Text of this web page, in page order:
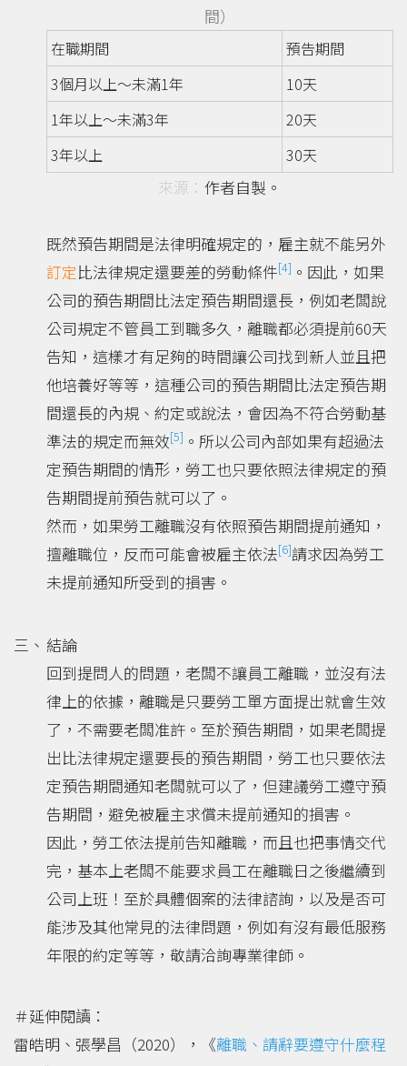
間）
在職期間
預告期間
3個月以上～未滿1年
10天
1年以上～未滿3年
20天
3年以上
30天
作者自製。
既然預告期間是法律明確規定的，雇主就不能另外
訂定比法律規定還要差的勞動條件[4] 。因此，如果
公司的預告期間比法定預告期間還長，例如老闆說
公司規定不管員工到職多久，離職都必須提前60天
告知，這樣才有足夠的時間讓公司找到新人並且把
他培養好等等，這種公司的預告期間比法定預告期
間還長的內規、約定或說法，會因為不符合勞動基
準法的規定而無效[5] 。所以公司內部如果有超過法
定預告期間的情形，勞工也只要依照法律規定的預
告期間提前預告就可以了。
然而，如果勞工離職沒有依照預告期間提前通知，
擅離職位，反而可能會被雇主依法[6]請求因為勞工
未提前通知所受到的損害。
結論
回到提問人的問題，老闆不讓員工離職，並沒有法
律上的依據，離職是只要勞工單方面提出就會生效
了，不需要老闆准許。至於預告期間，如果老闆提
出比法律規定還要長的預告期間，勞工也只要依法
定預告期間通知老闆就可以了，但建議勞工遵守預
告期間，避免被雇主求償未提前通知的損害。
因此，勞工依法提前告知離職，而且也把事情交代
完，基本上老闆不能要求員工在離職日之後繼續到
公司上班！至於具體個案的法律諮詢，以及是否可
能涉及其他常見的法律問題，例如有沒有最低服務
年限的約定等等，敬請洽詢專業律師。
＃延伸閱讀：
雷皓明、張學昌（2020），《離職、請辭要遵守什麼程